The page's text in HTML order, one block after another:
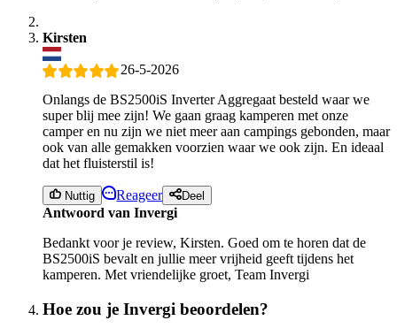
Kirsten
26-5-2026
Onlangs de BS2500iS Inverter Aggregaat besteld waar we
super blij mee zijn! We gaan graag kamperen met onze
camper en nu zijn we niet meer aan campings gebonden, maar
ook van alle gemakken voorzien waar we ook zijn. En ideaal
dat het fluisterstil is!
Nuttig Reageer Deel
Antwoord van Invergi
Bedankt voor je review, Kirsten. Goed om te horen dat de
BS2500iS bevalt en jullie meer vrijheid geeft tijdens het
kamperen. Met vriendelijke groet, Team Invergi
Hoe zou je Invergi beoordelen?